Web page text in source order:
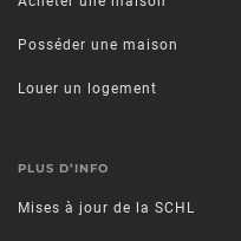
Posséder une maison
Louer un logement
PLUS D’INFO
Mises à jour de la SCHL